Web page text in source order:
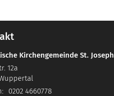
Kirchengemeinde St. Joseph
12a
0202 4660778